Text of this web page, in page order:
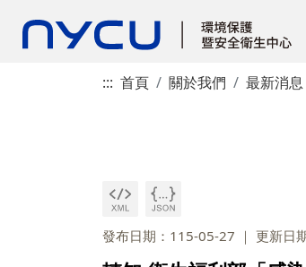
::: 首頁 關於我們 最新消息
發布日期：115-05-27 更新日